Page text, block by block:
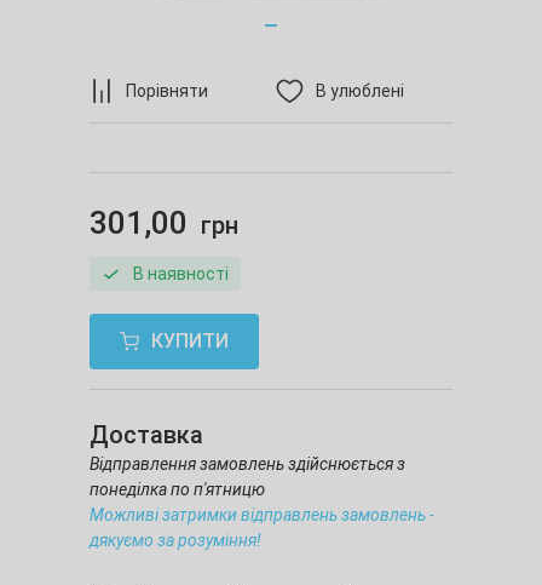
Порівняти В улюблені
301,00 грн
В наявності
КУПИТИ
Доставка
Відправлення замовлень здійснюється з
понеділка по п'ятницю
Можливі затримки відправлень замовлень -
дякуємо за розуміння!